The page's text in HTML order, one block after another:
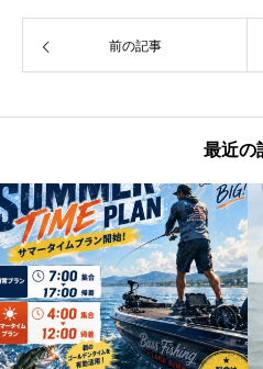
前の記事
最近の